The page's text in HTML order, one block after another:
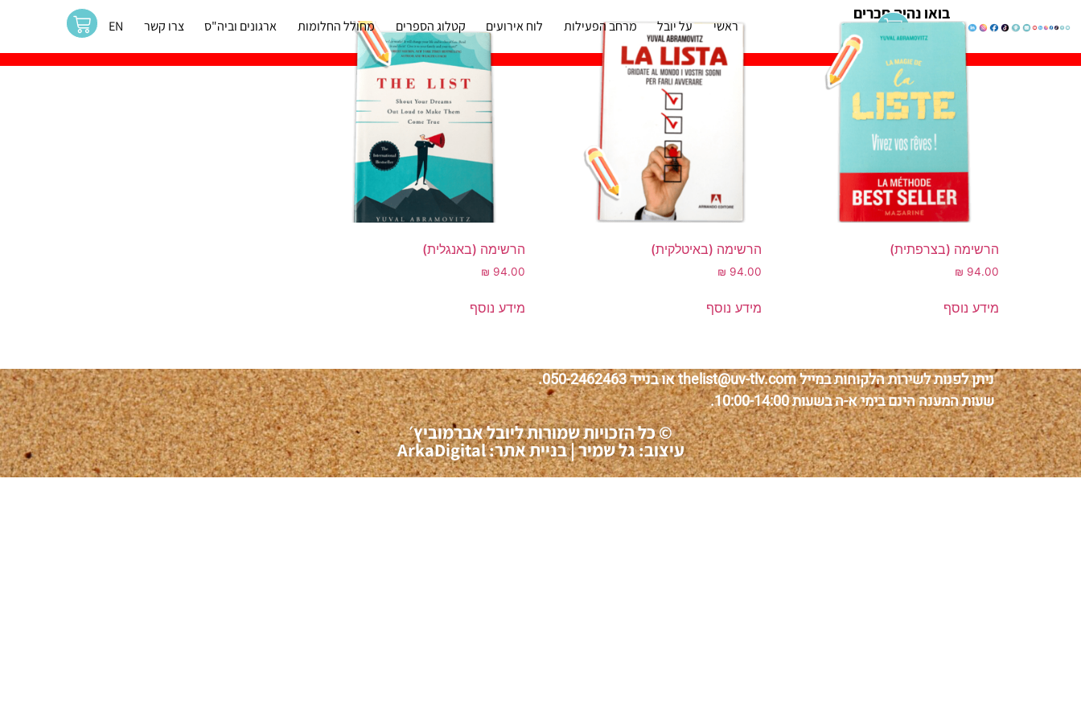
ראשי על יובל מרחב הפעילות לוח אירועים קטלוג הספרים מחולל החלומות ארגונים וביה"ס צרו קשר EN
בואו נהיה חברים
הרשימה (בצרפתית)
94.00
₪
מידע נוסף
הרשימה (באיטלקית)
94.00
₪
מידע נוסף
הרשימה (באנגלית)
94.00
₪
מידע נוסף
ניתן לפנות לשירות הלקוחות במייל thelist@uv-tlv.com או בנייד 050-2462463.
שעות המענה הינם בימי א-ה בשעות 10:00-14:00.
© כל הזכויות שמורות ליובל אברמוביץ׳
עיצוב: גל שמיר|בניית אתר: ArkaDigital